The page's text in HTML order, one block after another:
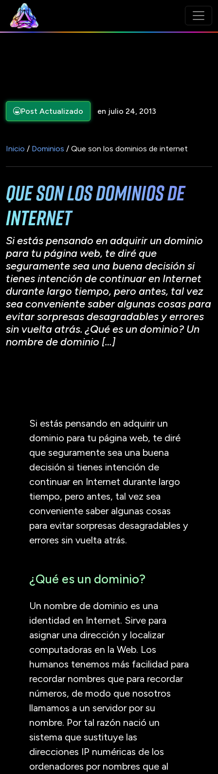
Post Actualizado en julio 24, 2013
Inicio / Dominios / Que son los dominios de internet
Que son los dominios de
internet
Si estás pensando en adquirir un dominio
para tu página web, te diré que
seguramente sea una buena decisión si
tienes intención de continuar en Internet
durante largo tiempo, pero antes, tal vez
sea conveniente saber algunas cosas para
evitar sorpresas desagradables y errores
sin vuelta atrás. ¿Qué es un dominio? Un
nombre de dominio […]
Si estás pensando en adquirir un
dominio para tu página web, te diré
que seguramente sea una buena
decisión si tienes intención de
continuar en Internet durante largo
tiempo, pero antes, tal vez sea
conveniente saber algunas cosas
para evitar sorpresas desagradables y
errores sin vuelta atrás.
¿Qué es un dominio?
Un nombre de dominio es una
identidad en Internet. Sirve para
asignar una dirección y localizar
computadoras en la Web. Los
humanos tenemos más facilidad para
recordar nombres que para recordar
números, de modo que nosotros
llamamos a un servidor por su
nombre. Por tal razón nació un
sistema que sustituye las
direcciones IP numéricas de los
ordenadores por nombres que al